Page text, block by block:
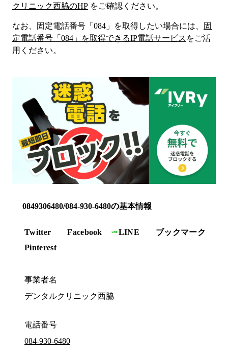
クリニック西脇のHP をご確認ください。
なお、固定電話番号「 084 」を取得したい場合には、
固
定電話番号「 084 」を取得できるIP電話サービス をご活
用ください。
0849306480/084-930-6480の基本情報
Twitter Facebook LINE
ブックマーク
Pinterest
事業者名
デンタルクリニック西脇
電話番号
084-930-6480